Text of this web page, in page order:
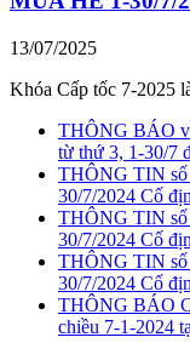
13/07/2025
Khóa Cấp tốc 7-2025
THÔNG BÁO
từ thứ 3, 1-30/7
THÔNG TIN
30/7/2024 Cố
THÔNG TIN
30/7/2024 Cố
THÔNG TIN
30/7/2024 Cố
THÔNG BÁO
chiều 7-1-2024